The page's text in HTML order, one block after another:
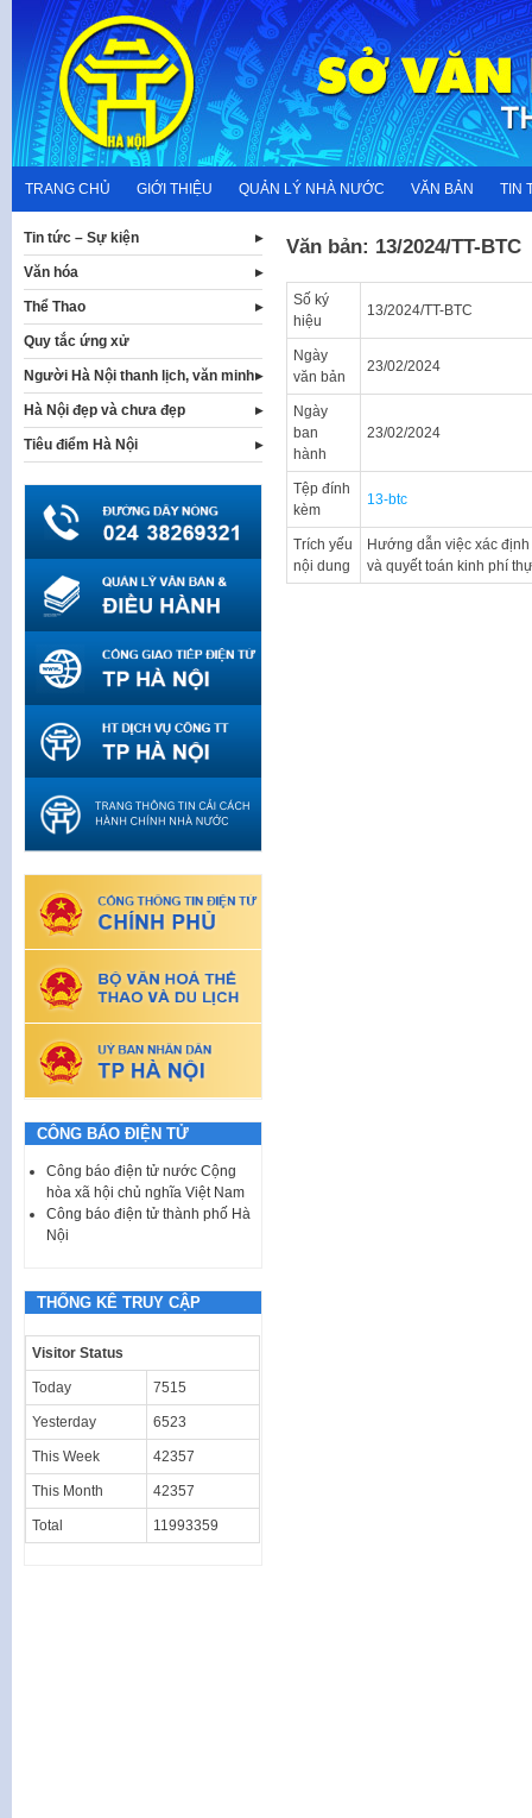
content
TRANG CHỦ GIỚI THIỆU QUẢN LÝ NHÀ NƯỚC VĂN BẢN TIN
Văn bản: 13/2024/TT-BTC
Số ký
hiệu
13/2024/TT-BTC
Ngày
văn bản
23/02/2024
Ngày
ban
hành
23/02/2024
Tệp đính
kèm
13-btc
Trích yếu
nội dung
Hướng dẫn việc xác
và quyết toán kinh phí
Tin tức – Sự kiện
Văn hóa
Thể Thao
Quy tắc ứng xử
Người Hà Nội thanh lịch, văn minh
Hà Nội đẹp và chưa đẹp
Tiêu điểm Hà Nội
CÔNG BÁO ĐIỆN TỬ
Công báo điện tử nước Cộng
hòa xã hội chủ nghĩa Việt Nam
Công báo điện tử thành phố Hà
Nội
THỐNG KÊ TRUY CẬP
Visitor Status
Today 7515
Yesterday 6523
This Week 42357
This Month 42357
Total 11993359